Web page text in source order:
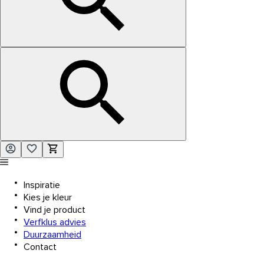
Inspiratie
Kies je kleur
Vind je product
Verfklus advies
Duurzaamheid
Contact